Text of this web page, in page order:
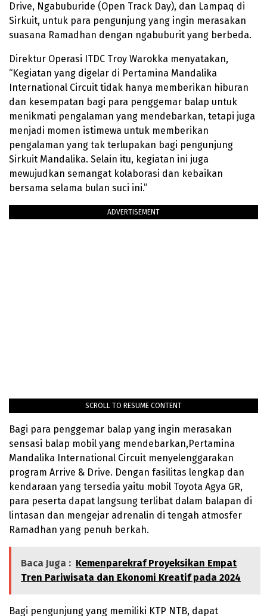
Drive, Ngabuburide (Open Track Day), dan Lampaq di
Sirkuit, untuk para pengunjung yang ingin merasakan
suasana Ramadhan dengan ngabuburit yang berbeda.
Direktur Operasi ITDC Troy Warokka menyatakan,
“Kegiatan yang digelar di Pertamina Mandalika
International Circuit tidak hanya memberikan hiburan
dan kesempatan bagi para penggemar balap untuk
menikmati pengalaman yang mendebarkan, tetapi juga
menjadi momen istimewa untuk memberikan
pengalaman yang tak terlupakan bagi pengunjung
Sirkuit Mandalika. Selain itu, kegiatan ini juga
mewujudkan semangat kolaborasi dan kebaikan
bersama selama bulan suci ini.”
ADVERTISEMENT
SCROLL TO RESUME CONTENT
Bagi para penggemar balap yang ingin merasakan
sensasi balap mobil yang mendebarkan,Pertamina
Mandalika International Circuit menyelenggarakan
program Arrive & Drive. Dengan fasilitas lengkap dan
kendaraan yang tersedia yaitu mobil Toyota Agya GR,
para peserta dapat langsung terlibat dalam balapan di
lintasan dan mengejar adrenalin di tengah atmosfer
Ramadhan yang penuh berkah.
Baca Juga : Kemenparekraf Proyeksikan Empat
Tren Pariwisata dan Ekonomi Kreatif pada 2024
Bagi pengunjung yang memiliki KTP NTB, dapat